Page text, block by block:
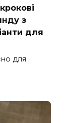
з
для
для